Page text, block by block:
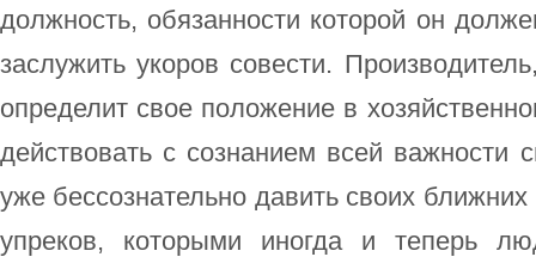
должность, обязанности которой он
заслужить укоров совести.
определит свое положение в
действовать с сознанием всей важности
уже бессознательно давить своих
упреков, которыми иногда и теперь